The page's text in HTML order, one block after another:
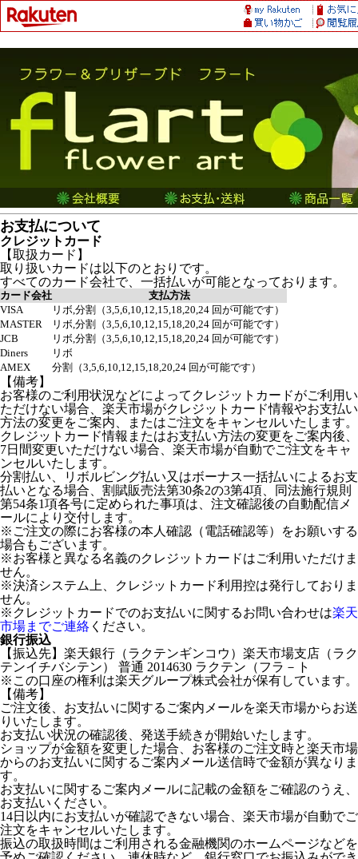
お支払について
クレジットカード
【取扱カード】
取り扱いカードは以下のとおりです。
すべてのカード会社で、一括払いが可能となっております。
カード会社
支払方法
VISA
リボ,分割（3,5,6,10,12,15,18,20,24 回が可能です）
MASTER
リボ,分割（3,5,6,10,12,15,18,20,24 回が可能です）
JCB
リボ,分割（3,5,6,10,12,15,18,20,24 回が可能です）
Diners
リボ
AMEX
分割（3,5,6,10,12,15,18,20,24 回が可能です）
【備考】
お客様のご利用状況などによってクレジットカードがご利用い
ただけない場合、楽天市場がクレジットカード情報やお支払い
方法の変更をご案内、またはご注文をキャンセルいたします。
クレジットカード情報またはお支払い方法の変更をご案内後、
7日間変更いただけない場合、楽天市場が自動でご注文をキャ
ンセルいたします。
分割払い、リボルビング払い又はボーナス一括払いによるお支
払いとなる場合、割賦販売法第30条2の3第4項、同法施行規則
第54条1項各号に定められた事項は、注文確認後の自動配信メ
ールにより交付します。
※ご注文の際にお客様の本人確認（電話確認等）をお願いする
場合もございます。
※お客様と異なる名義のクレジットカードはご利用いただけま
せん。
※決済システム上、クレジットカード利用控は発行しておりま
せん。
※クレジットカードでのお支払いに関するお問い合わせは楽天
市場までご連絡 ください。
銀行振込
【振込先】楽天銀行（ラクテンギンコウ）楽天市場支店（ラク
テンイチバシテン） 普通 2014630 ラクテン（フラ－ト
※この口座の権利は楽天グループ株式会社が保有しています。
【備考】
ご注文後、お支払いに関するご案内メールを楽天市場からお送
りいたします。
お支払い状況の確認後、発送手続きが開始いたします。
ショップが金額を変更した場合、お客様のご注文時と楽天市場
からのお支払いに関するご案内メール送信時で金額が異なりま
す。
お支払いに関するご案内メールに記載の金額をご確認のうえ、
お支払いください。
14日以内にお支払いが確認できない場合、楽天市場が自動でご
注文をキャンセルいたします。
振込の取扱時間はご利用される金融機関のホームページなどを